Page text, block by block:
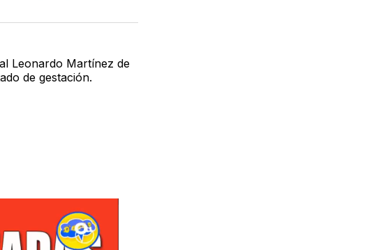
TwitterFacebook
LinkedIn
Email
Leonardo Martínez de
de gestación.